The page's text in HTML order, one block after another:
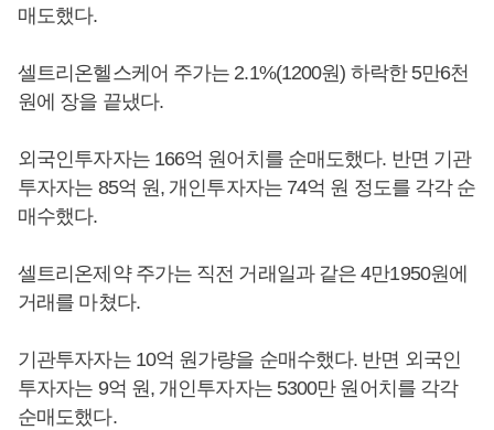
매도했다.
셀트리온헬스케어 주가는 2.1%(1200원) 하락한 5만6천
원에 장을 끝냈다.
외국인투자자는 166억 원어치를 순매도했다. 반면 기관
투자자는 85억 원, 개인투자자는 74억 원 정도를 각각 순
매수했다.
셀트리온제약 주가는 직전 거래일과 같은 4만1950원에
거래를 마쳤다.
기관투자자는 10억 원가량을 순매수했다. 반면 외국인
투자자는 9억 원, 개인투자자는 5300만 원어치를 각각
순매도했다.